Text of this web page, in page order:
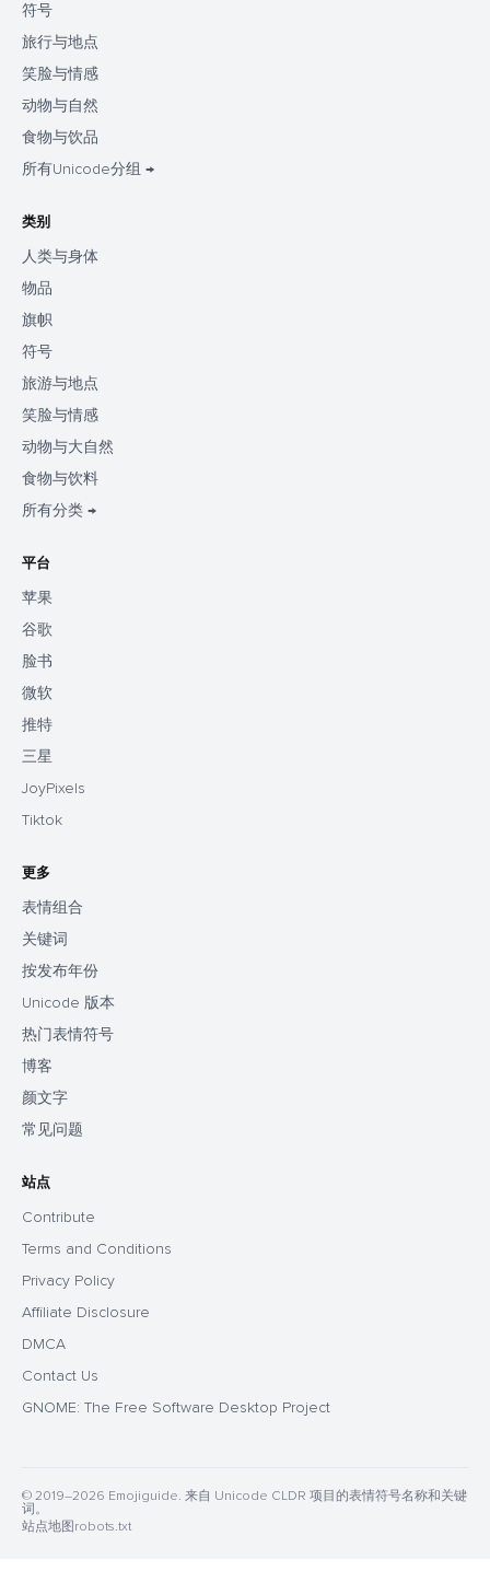
符号
旅行与地点
笑脸与情感
动物与自然
食物与饮品
所有Unicode分组 →
类别
人类与身体
物品
旗帜
符号
旅游与地点
笑脸与情感
动物与大自然
食物与饮料
所有分类 →
平台
苹果
谷歌
脸书
微软
推特
三星
JoyPixels
Tiktok
更多
表情组合
关键词
按发布年份
Unicode 版本
热门表情符号
博客
颜文字
常见问题
站点
Contribute
Terms and Conditions
Privacy Policy
Affiliate Disclosure
DMCA
Contact Us
GNOME: The Free Software Desktop Project
© 2019–2026 Emojiguide. 来自 Unicode CLDR 项目的表情符号名称和关键
词。
站点地图 robots.txt